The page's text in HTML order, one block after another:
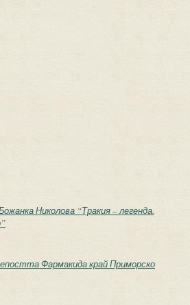
Николова “Тракия – легенда.
Фармакида край Приморско